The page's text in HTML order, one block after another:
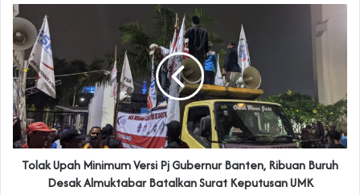
Tolak Upah Minimum Versi Pj Gubernur Banten, Ribuan Buruh
Desak Almuktabar Batalkan Surat Keputusan UMK